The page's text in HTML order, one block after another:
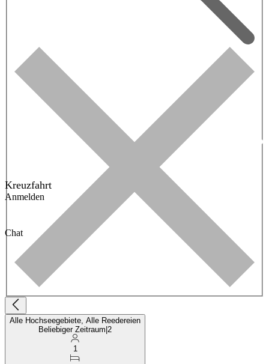
Kreuzfahrt
Anmelden
Chat
Alle Hochseegebiete, Alle Reedereien
Beliebiger Zeitraum 2
1